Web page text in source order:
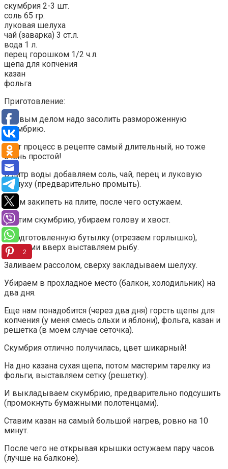
скумбрия 2-3 шт.
соль 65 гр.
луковая шелуха
чай (заварка) 3 ст.л.
вода 1 л.
перец горошком 1/2 ч.л.
щепа для копчения
казан
фольга
Приготовление:
Первым делом надо засолить размороженную
скумбрию.
Этот процесс в рецепте самый длительный, но тоже
очень простой!
В литр воды добавляем соль, чай, перец и луковую
шелуху (предварительно промыть).
Даем закипеть на плите, после чего остужаем.
Чистим скумбрию, убираем голову и хвост.
В подготовленную бутылку (отрезаем горлышко),
хвостами вверх выставляем рыбу.
Заливаем рассолом, сверху закладываем шелуху.
Убираем в прохладное место (балкон, холодильник) на
два дня.
Еще нам понадобится (через два дня) горсть щепы для
копчения (у меня смесь ольхи и яблони), фольга, казан и
решетка (в моем случае сеточка).
Скумбрия отлично получилась, цвет шикарный!
На дно казана сухая щепа, потом мастерим тарелку из
фольги, выставляем сетку (решетку).
И выкладываем скумбрию, предварительно подсушить
(промокнуть бумажными полотенцами).
Ставим казан на самый большой нагрев, ровно на 10
минут.
После чего не открывая крышки остужаем пару часов
(лучше на балконе).
2